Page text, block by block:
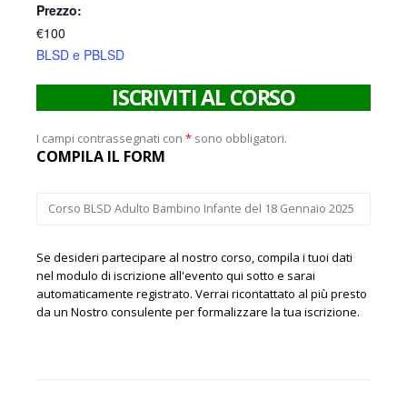
Prezzo:
€100
BLSD e PBLSD
ISCRIVITI AL CORSO
I campi contrassegnati con * sono obbligatori.
COMPILA IL FORM
Se desideri partecipare al nostro corso, compila i tuoi dati
nel modulo di iscrizione all'evento qui sotto e sarai
automaticamente registrato. Verrai ricontattato al più presto
da un Nostro consulente per formalizzare la tua iscrizione.